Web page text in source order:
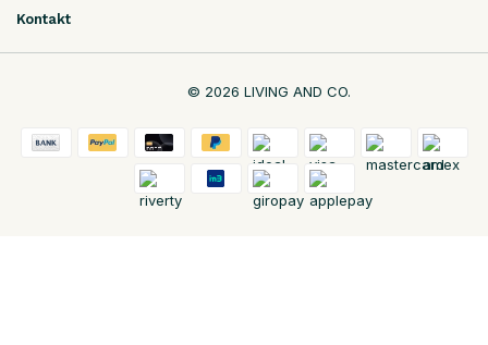
Kontakt
© 2026 LIVING AND CO.